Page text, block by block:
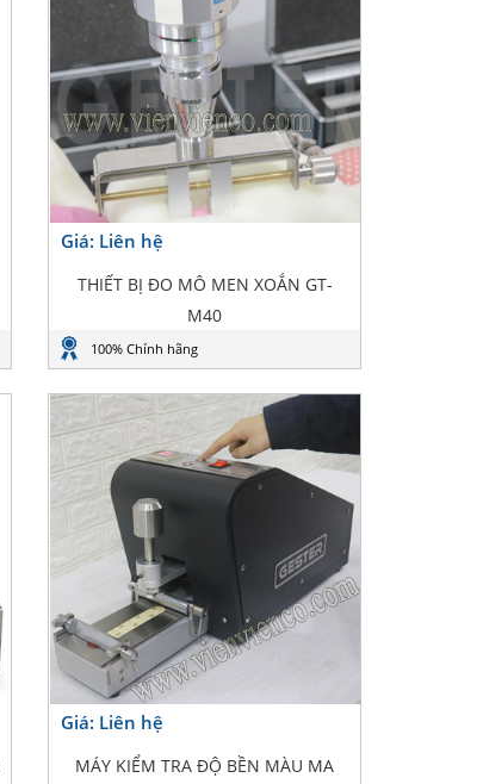
Giá: Liên hệ
THIẾT BỊ ĐO MÔ MEN XOẮN GT-
M40
100% Chính hãng
Giá: Liên hệ
MÁY KIỂM TRA ĐỘ BỀN MÀU MA